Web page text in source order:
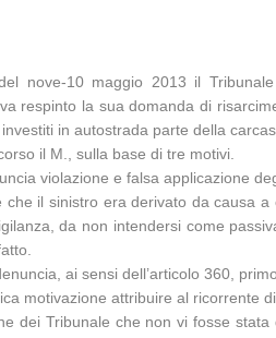
nove-10 maggio 2013 il
respinto la sua domanda di
in autostrada parte della
il M., sulla base di tre motivi.
violazione e falsa applicazione
che il sinistro era derivato da causa
da non intendersi come
ai sensi dell’articolo 360,
motivazione attribuire al ricorrente
dei Tribunale che non vi fosse